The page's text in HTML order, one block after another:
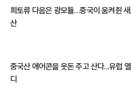
희토류 다음은 광모듈…중국이 움켜쥔
산
중국산 에어콘을 웃돈 주고 산다...유럽
디